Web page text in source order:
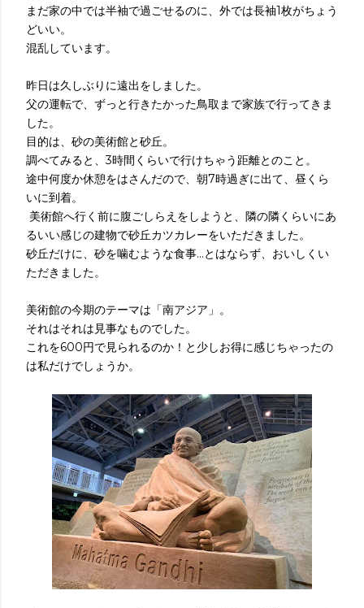
まだ家の中では半袖で過ごせるのに、外では長袖1枚がちょう
どいい。
混乱しています。
昨日は久しぶりに遠出をしました。
父の運転で、ずっと行きたかった鳥取まで家族で行ってきま
した。
目的は、砂の美術館と砂丘。
調べてみると、3時間くらいで行けちゃう距離とのこと。
途中何度か休憩をはさんだので、朝7時過ぎに出て、昼くら
いに到着。
美術館へ行く前に腹ごしらえをしようと、隣の隣くらいにあ
るいい感じの建物で砂丘カツカレーをいただきました。
砂丘だけに、砂を噛むような食事…とはならず、おいしくい
ただきました。
美術館の今期のテーマは「南アジア」。
それはそれは見事なものでした。
これを600円で見られるのか！と少しお得に感じちゃったの
は私だけでしょうか。